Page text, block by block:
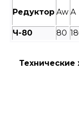
Редуктор Aw А
Ч-80 80
Технические